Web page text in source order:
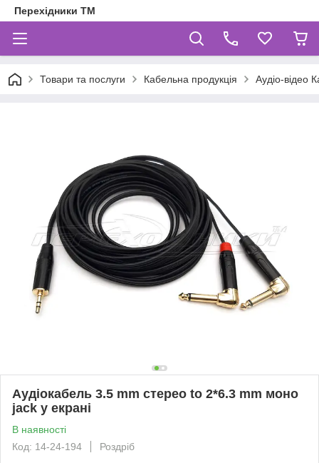
Перехідники ТМ
Товари та послуги Кабельна продукція Аудіо-відео
Аудіокабель 3.5 mm стерео to 2*6.3 mm моно
jack у екрані
В наявності
Код: 14-24-194
Роздріб